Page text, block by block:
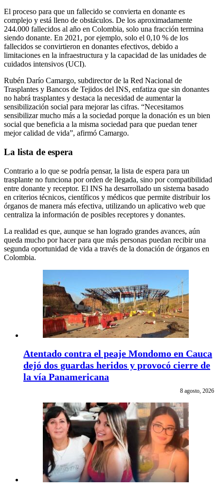
El proceso para que un fallecido se convierta en donante es
complejo y está lleno de obstáculos. De los aproximadamente
244.000 fallecidos al año en Colombia, solo una fracción termina
siendo donante. En 2021, por ejemplo, solo el 0,10 % de los
fallecidos se convirtieron en donantes efectivos, debido a
limitaciones en la infraestructura y la capacidad de las unidades de
cuidados intensivos (UCI).
Rubén Darío Camargo, subdirector de la Red Nacional de
Trasplantes y Bancos de Tejidos del INS, enfatiza que sin donantes
no habrá trasplantes y destaca la necesidad de aumentar la
sensibilización social para mejorar las cifras. “Necesitamos
sensibilizar mucho más a la sociedad porque la donación es un bien
social que beneficia a la misma sociedad para que puedan tener
mejor calidad de vida”, afirmó Camargo.
La lista de espera
Contrario a lo que se podría pensar, la lista de espera para un
trasplante no funciona por orden de llegada, sino por compatibilidad
entre donante y receptor. El INS ha desarrollado un sistema basado
en criterios técnicos, científicos y médicos que permite distribuir los
órganos de manera más efectiva, utilizando un aplicativo web que
centraliza la información de posibles receptores y donantes.
La realidad es que, aunque se han logrado grandes avances, aún
queda mucho por hacer para que más personas puedan recibir una
segunda oportunidad de vida a través de la donación de órganos en
Colombia.
Atentado contra el peaje Mondomo en Cauca
dejó dos guardas heridos y provocó cierre de
la vía Panamericana
8 agosto, 2026